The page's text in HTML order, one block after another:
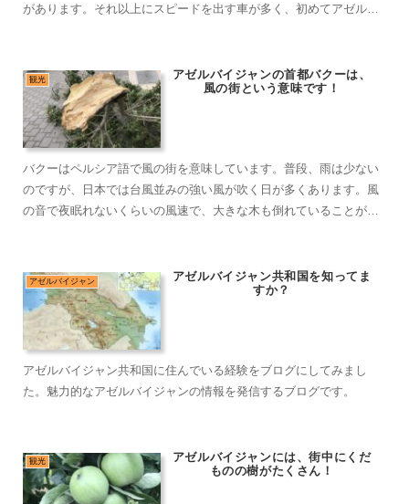
があります。それ以上にスピードを出す車が多く、初めてアゼルバ
観光
アゼルバイジャンの首都バクーは、
風の街という意味です！
バクーはペルシア語で風の街を意味しています。普段、雨は少ない
のですが、日本では台風並みの強い風が吹く日が多くあります。風
の音で夜眠れないくらいの風速で、大きな木も倒れていることがあ
アゼルバイジャン
アゼルバイジャン共和国を知ってま
すか？
アゼルバイジャン共和国に住んでいる経験をブログにしてみまし
た。魅力的なアゼルバイジャンの情報を発信するブログです。
観光
アゼルバイジャンには、街中にくだ
ものの樹がたくさん！